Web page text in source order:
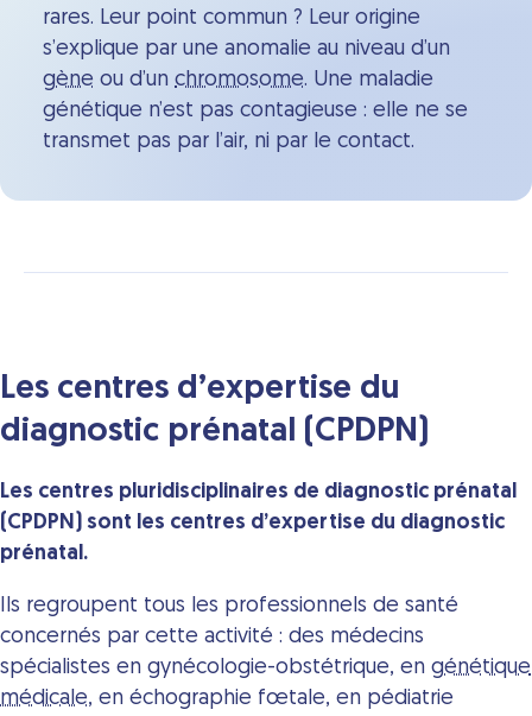
rares. Leur point commun ? Leur origine
s’explique par une anomalie au niveau d’un
gène ou d’un chromosome. Une maladie
génétique n’est pas contagieuse : elle ne se
transmet pas par l’air, ni par le contact.
Les centres d’expertise du
diagnostic prénatal (CPDPN)
Les centres pluridisciplinaires de diagnostic prénatal
(CPDPN) sont les centres d’expertise du diagnostic
prénatal.
Ils regroupent tous les professionnels de santé
concernés par cette activité : des médecins
spécialistes en gynécologie-obstétrique, en génétique
médicale, en échographie fœtale, en pédiatrie